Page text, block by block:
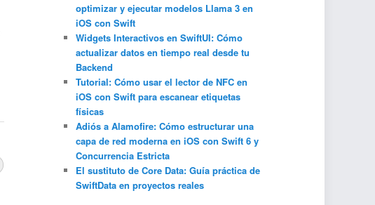
r
optimizar y ejecutar modelos Llama 3 en
iOS con Swift
Widgets Interactivos en SwiftUI: Cómo
actualizar datos en tiempo real desde tu
Backend
Tutorial: Cómo usar el lector de NFC en
iOS con Swift para escanear etiquetas
físicas
Adiós a Alamofire: Cómo estructurar una
capa de red moderna en iOS con Swift 6 y
Concurrencia Estricta
El sustituto de Core Data: Guía práctica de
SwiftData en proyectos reales